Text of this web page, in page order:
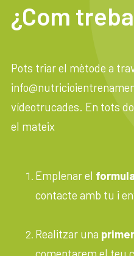
¿Com
Pots triar el mètode a
vídeotrucades. En tots
el mateix
Emplenar el
contacte amb tu i
Realitzar una
comentarem el teu